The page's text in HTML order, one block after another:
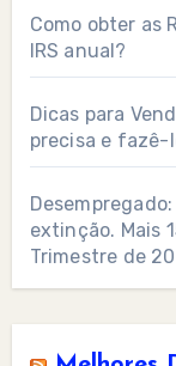
Como obter as
IRS anual?
Dicas para
precisa e fazê-
extinção. Mais
Trimestre de